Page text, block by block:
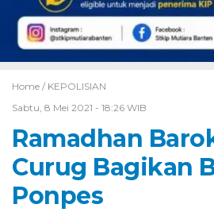
Home / KEPOLISIAN
Sabtu, 8 Mei 2021 - 18:26 WIB
Ramadhan
Curug Bagikan
Ponpes